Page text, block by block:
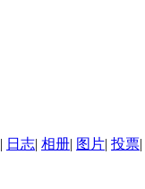
| 日志| 相册| 图片| 投票|